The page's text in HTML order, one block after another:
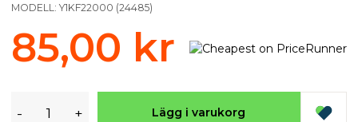
MODELL: Y1KF22000 (24485)
85,00 kr
- + Lägg i varukorg